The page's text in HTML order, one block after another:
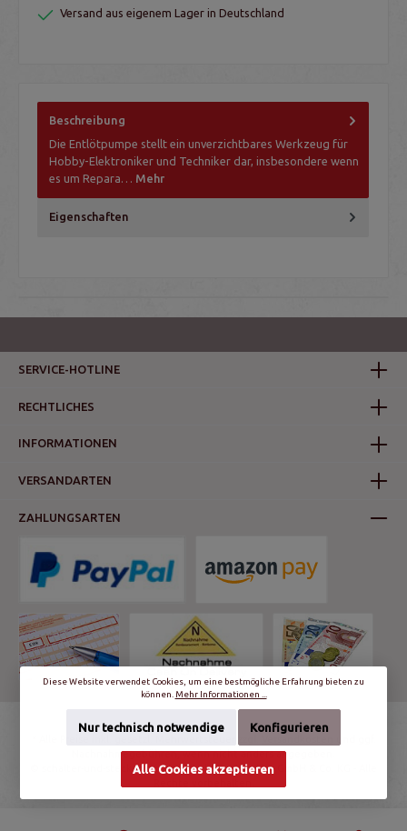
Versand aus eigenem Lager in Deutschland
Beschreibung
Die Entlötpumpe stellt ein unverzichtbares Werkzeug für
Hobby-Elektroniker und Techniker dar, insbesondere wenn
es um Repara… Mehr
Eigenschaften
SERVICE-HOTLINE
RECHTLICHES
INFORMATIONEN
VERSANDARTEN
ZAHLUNGSARTEN
Nachnahmegebühren, wenn nicht anders angegeben.
© schalter-und-steckdosen.de | World Trading Net GmbH & Co. KG - Alle
Diese Website verwendet Cookies, um eine bestmögliche Erfahrung bieten zu
können. Mehr Informationen ...
Nur technisch notwendige Konfigurieren
Alle Cookies akzeptieren